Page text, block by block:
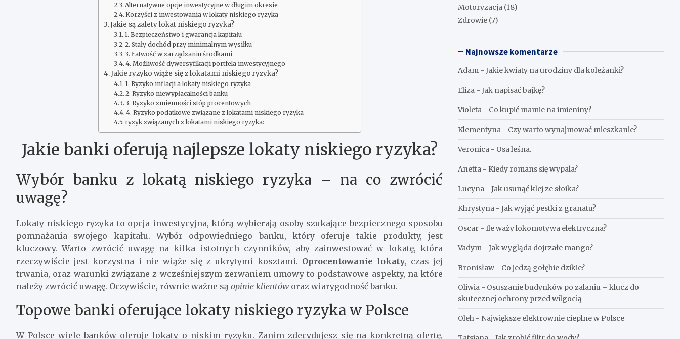
Alternatywne opcje inwestycyjne w długim okresie
Korzyści z inwestowania w lokaty niskiego ryzyka
Jakie są zalety lokat niskiego ryzyka?
1. Bezpieczeństwo i gwarancja kapitału
2. Stały dochód przy minimalnym wysiłku
3. Łatwość w zarządzaniu środkami
4. Możliwość dywersyfikacji portfela inwestycyjnego
Jakie ryzyko wiąże się z lokatami niskiego ryzyka?
1. Ryzyko inflacji a lokaty niskiego ryzyka
2. Ryzyko niewypłacalności banku
3. Ryzyko zmienności stóp procentowych
4. Ryzyko podatkowe związane z lokatami niskiego ryzyka
ryzyk związanych z lokatami niskiego ryzyka:
Jakie banki oferują najlepsze lokaty niskiego ryzyka?
Wybór banku z lokatą niskiego ryzyka – na co zwrócić
uwagę?
Lokaty niskiego ryzyka to opcja inwestycyjna, którą wybierają osoby szukające bezpiecznego sposobu
pomnażania swojego kapitału. Wybór odpowiedniego banku, który oferuje takie produkty, jest
kluczowy. Warto zwrócić uwagę na kilka istotnych czynników, aby zainwestować w lokatę, która
rzeczywiście jest korzystna i nie wiąże się z ukrytymi kosztami. Oprocentowanie lokaty, czas jej
trwania, oraz warunki związane z wcześniejszym zerwaniem umowy to podstawowe aspekty, na które
należy zwrócić uwagę. Oczywiście, równie ważne są opinie klientów oraz wiarygodność banku.
Topowe banki oferujące lokaty niskiego ryzyka w Polsce
W Polsce wiele banków oferuje lokaty o niskim ryzyku. Zanim zdecydujesz się na konkretną ofertę,
Motoryzacja (18)
Zdrowie (7)
Najnowsze komentarze
Adam -Jakie kwiaty na urodziny dla koleżanki?
Eliza -Jak napisać bajkę?
Violeta - Co kupić mamie na imieniny?
Klementyna - Czy warto wynajmować mieszkanie?
Veronica - Osa leśna.
Anetta - Kiedy romans się wypala?
Lucyna -Jak usunąć klej ze słoika?
Khrystyna -Jak wyjąć pestki z granatu?
Oscar -Ile waży lokomotywa elektryczna?
Vadym -Jak wygląda dojrzałe mango?
Bronisław - Co jedzą gołębie dzikie?
Oliwia - Osuszanie budynków po zalaniu – klucz do
skutecznej ochrony przed wilgocią
Oleh - Największe elektrownie cieplne w Polsce